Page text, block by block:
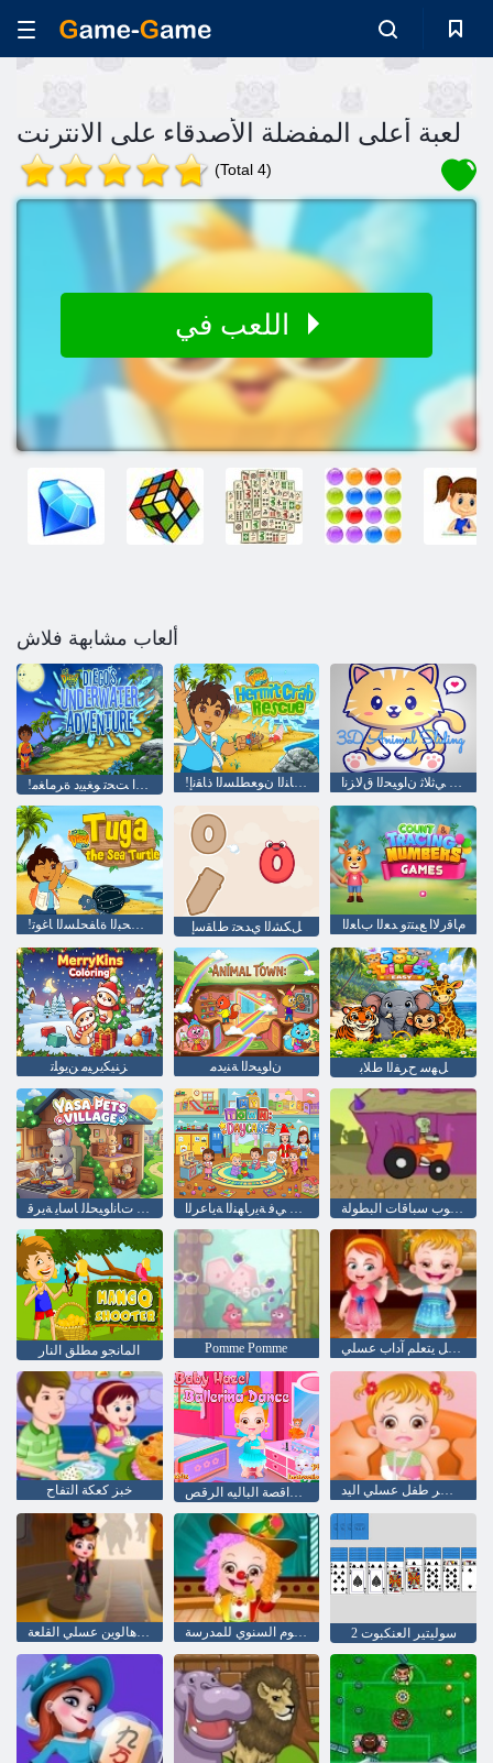
لعبة أعلى المفضلة الأصدقاء على الانترنت
(Total 4)
ألعاب مشابهة فلاش
!ﺐﻫﺫﺍ ﻮﻐﻴﻳﺩ ﺐﻫﺫﺍ ءﺎﻤﻟﺍ ﺖﺤﺗ ﻮﻐﻴﻳﺩ ﺓﺮﻣﺎﻐﻣ !ﺐﻫﺫﺍ ﻮﻐﻴﻳﺩ ﺐﻫﺫﺍ ﻚﺳﺎﻨﻟﺍ ﻥﻮﻌﻄﻠﺴﻟﺍ ﺫﺎﻘﻧﺇ ﺩﺎﻌﺑﻷ ﺍ ﻲﺛﻼ ﺛ ﻥﺍﻮﻴﺤﻟﺍ ﻕﻻ ﺰﻧﺍ
!ﺐﻫﺫﺍ ﻮﻐﻴﻳﺩ ﺐﻫﺫﺍ ﺔﻳﺮﺤﺒﻟﺍ ﺓﺎﻔﺤﻠﺴﻟﺍ ﺎﻏﻮﺗ ﻞﻜﺸﻟﺍ ﻱﺪﺤﺗ ﻁﺎﻘﺳﺇ ﻡﺎﻗﺭﻻ ﺍ ﻊﺒﺘﺗﻭ ﺪﻌﻟﺍ ﺏﺎﻌﻟﺍ
ﺰﻨﻴﻜﻳﺮﻴﻣ ﻦﻳﻮﻠﺗ ﻥﺍﻮﻴﺤﻟﺍ ﺔﻨﻳﺪﻣ ﻞﻬﺳ ﺡﺮﻔﻟﺍ ﻁﻼ ﺑ
ﺔﻔﻴﻟﻷ ﺍ ﺕﺎﻧﺍﻮﻴﺤﻠﻟ ﺎﺳﺎﻳ ﺔﻳﺮﻗ ﻲﺘﻨﻳﺪﻣ ﻲﻓ ﺔﻳﺭﺎﻬﻨﻟﺍ ﺔﻳﺎﻋﺮﻟﺍ سبونجبوب سباقات البطولة
المانجو مطلق النار Pomme Pomme الطفل يتعلم آداب عسلي
خبز كعكة التفاح طفل عسلي راقصة الباليه الرقص الكسر طفل عسلي اليد
طفل هالوين عسلي القلعة طفل عسلي: اليوم السنوي للمدرسة سوليتير العنكبوت 2